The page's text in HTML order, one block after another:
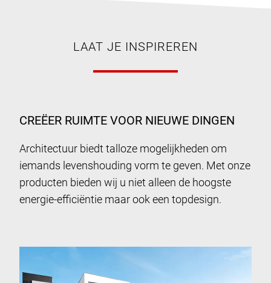
LAAT JE INSPIREREN
CREËER RUIMTE VOOR NIEUWE DINGEN
Architectuur biedt talloze mogelijkheden om
iemands levenshouding vorm te geven. Met onze
producten bieden wij u niet alleen de hoogste
energie-efficiëntie maar ook een topdesign.